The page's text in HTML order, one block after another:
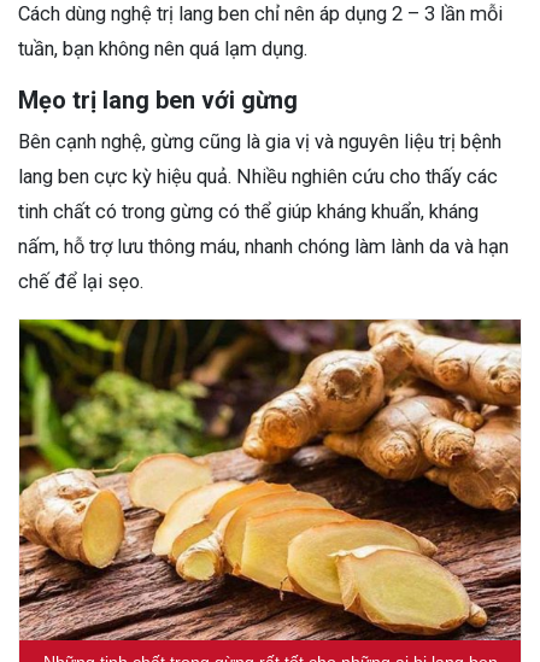
Cách dùng nghệ trị lang ben chỉ nên áp dụng 2 – 3 lần mỗi
tuần, bạn không nên quá lạm dụng.
Mẹo trị lang ben với gừng
Bên cạnh nghệ, gừng cũng là gia vị và nguyên liệu trị bệnh
lang ben cực kỳ hiệu quả. Nhiều nghiên cứu cho thấy các
tinh chất có trong gừng có thể giúp kháng khuẩn, kháng
nấm, hỗ trợ lưu thông máu, nhanh chóng làm lành da và hạn
chế để lại sẹo.